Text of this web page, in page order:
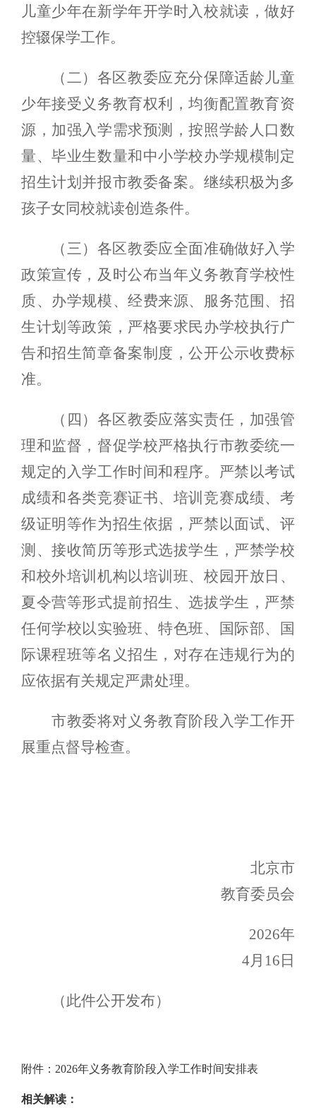
儿童少年在新学年开学时入校就读，做好
控辍保学工作。
（二）各区教委应充分保障适龄儿童
少年接受义务教育权利，均衡配置教育资
源，加强入学需求预测，按照学龄人口数
量、毕业生数量和中小学校办学规模制定
招生计划并报市教委备案。继续积极为多
孩子女同校就读创造条件。
（三）各区教委应全面准确做好入学
政策宣传，及时公布当年义务教育学校性
质、办学规模、经费来源、服务范围、招
生计划等政策，严格要求民办学校执行广
告和招生简章备案制度，公开公示收费标
准。
（四）各区教委应落实责任，加强管
理和监督，督促学校严格执行市教委统一
规定的入学工作时间和程序。严禁以考试
成绩和各类竞赛证书、培训竞赛成绩、考
级证明等作为招生依据，严禁以面试、评
测、接收简历等形式选拔学生，严禁学校
和校外培训机构以培训班、校园开放日、
夏令营等形式提前招生、选拔学生，严禁
任何学校以实验班、特色班、国际部、国
际课程班等名义招生，对存在违规行为的
应依据有关规定严肃处理。
市教委将对义务教育阶段入学工作开
展重点督导检查。
北京市
教育委员会
2026年
4月 16 日
（此件公开发布）
附件：2026年义务教育阶段入学工作时间安排表
相关解读：